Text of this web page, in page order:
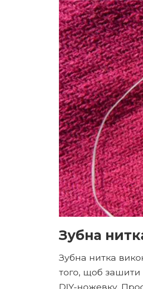
Зубна
Зубна нитка
того, щоб зашити
DIY-ножевку.